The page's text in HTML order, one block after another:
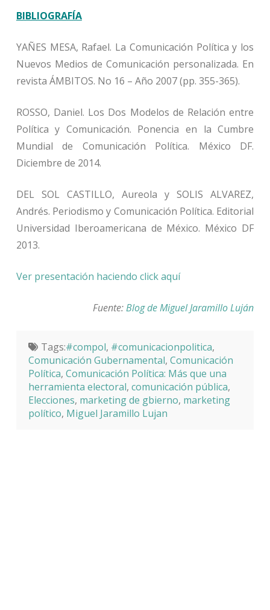
BIBLIOGRAFÍA
YAÑES MESA, Rafael. La Comunicación Política y los
Nuevos Medios de Comunicación personalizada. En
revista ÁMBITOS. No 16 – Año 2007 (pp. 355-365).
ROSSO, Daniel. Los Dos Modelos de Relación entre
Política y Comunicación. Ponencia en la Cumbre
Mundial de Comunicación Política. México DF.
Diciembre de 2014.
DEL SOL CASTILLO, Aureola y SOLIS ALVAREZ,
Andrés. Periodismo y Comunicación Política. Editorial
Universidad Iberoamericana de México. México DF
2013.
Ver presentación haciendo click aquí
Fuente:Blog de Miguel Jaramillo Luján
Tags:#compol, #comunicacionpolitica,
Comunicación Gubernamental, Comunicación
Política, Comunicación Política: Más que una
herramienta electoral, comunicación pública,
Elecciones, marketing de gbierno, marketing
político, Miguel Jaramillo Lujan